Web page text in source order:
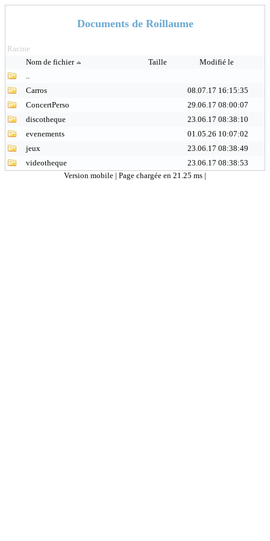
Documents de Roillaume
Racine
Nom de fichier
Taille
Modifié le
..
Carros
08.07.17 16:15:35
ConcertPerso
29.06.17 08:00:07
discotheque
23.06.17 08:38:10
evenements
01.05.26 10:07:02
jeux
23.06.17 08:38:49
videotheque
23.06.17 08:38:53
Version mobile | Page chargée en 21.25 ms |